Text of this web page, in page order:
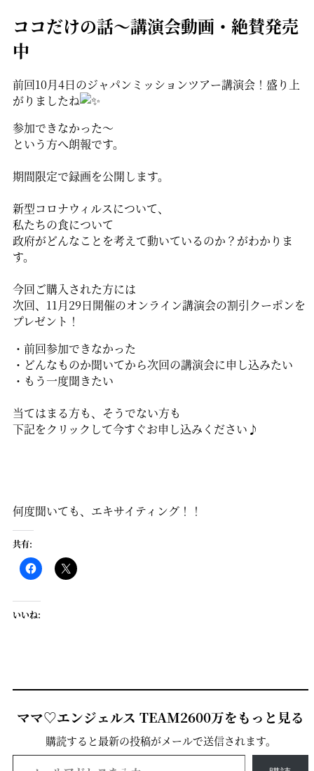
ココだけの話～講演会動画・絶賛発売
中
前回10月4日のジャパンミッションツアー講演会！盛り上
がりましたね
参加できなかった～
という方へ朗報です。
期間限定で録画を公開します。
新型コロナウィルスについて、
私たちの食について
政府がどんなことを考えて動いているのか？がわかりま
す。
今回ご購入された方には
次回、11月29日開催のオンライン講演会の割引クーポンを
プレゼント！
・前回参加できなかった
・どんなものか聞いてから次回の講演会に申し込みたい
・もう一度聞きたい
当てはまる方も、そうでない方も
下記をクリックして今すぐお申し込みください♪
何度聞いても、エキサイティング！！
共有:
いいね:
ママ♡エンジェルス TEAM2600万をもっと見る
購読すると最新の投稿がメールで送信されます。
メールアドレスを入力...